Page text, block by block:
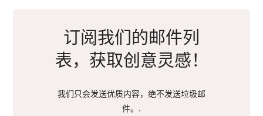
订阅我们的邮件列
表，获取创意灵感！
我们只会发送优质内容，绝不发送垃圾邮
件。.